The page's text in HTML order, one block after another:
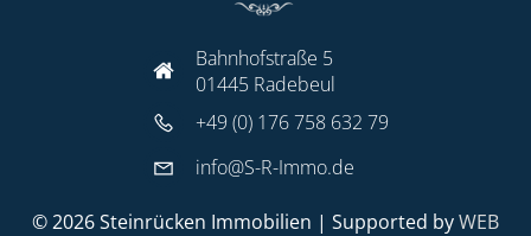
Bahnhofstraße 5
01445 Radebeul
+49 (0) 176 758 632 79
info@S-R-Immo.de
© 2026 Steinrücken Immobilien | Supported byWEB